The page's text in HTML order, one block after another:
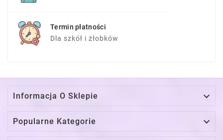
Termin płatności
Dla szkół i żłobków
Informacja O Sklepie 
Popularne Kategorie 